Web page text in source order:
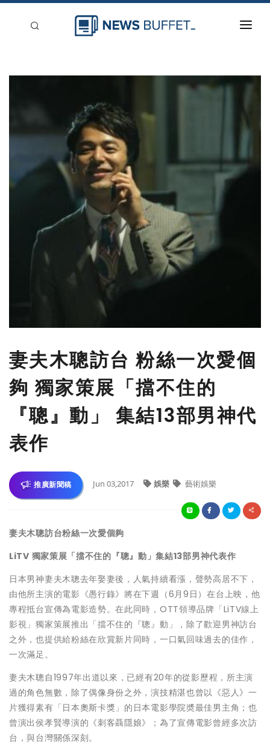
​妻夫木聰訪台 粉絲一次愛個
夠 獨家策展「擋不住的
『聰』動」 集結13部男神代
表作
推廣新聞稿 Jun 03,2017 娛樂 藝術娛樂
妻夫木聰訪台粉絲一次愛個夠
LiTV 獨家策展「擋不住的『聰』動」集結13部男神代表作
日本男神妻夫木聰去年娶妻後，人氣持續看漲，聲勢高居不下，
由他所主演的電影《愚行錄》將在下週（6月9日）在台上映，他
專程抵台宣傳為電影造勢。在此同時，OTT領導品牌「LiTV線上
影視」獨家策展推出「擋不住的『聰』動」，除了歡迎男神訪台
之外，也提供給粉絲在欣賞新片同時，一口氣回味過去的佳作，
一次滿足。
妻夫木聰自1997年出道以來，已經有20年的從影歷程，所主演
過的角色無數，除了偶像身份之外，演技精湛也曾以《惡人》一
片獲得素有「日本奧斯卡獎」的日本電影學院奬最佳男主角；也
曾演出侯孝賢導演的《刺客聶隱娘》；為了宣傳電影曾經多次訪
台，與台灣關係深刻。